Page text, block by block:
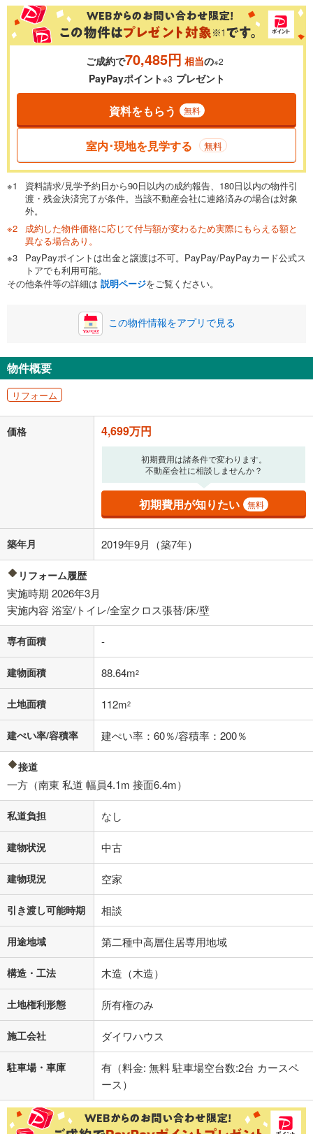
金利 ％
0.01%
一般的には最長35年まで借り入れ可能です。多くの金融機関
が完済時の年齢は80歳までを条件としています。
閉じる
頭金 万円
0万円 4,699万円
自己資金から住宅購入にかけられる金額を入力してくださ
い。一般的には物件価格の2割までが目安です。
閉じる
ボーナス
万円
0円
ナス時の増額分（1回分）を入力してください。
ボーナス払いの限度額は金融機関によって異なります。
閉じる
月々の返済額
「金利」については、ご利用を予定されている金融機関等にご確認の
る値は、実際の金融機関等における貸出金利とは何ら関係がなく、実際
の金融機関等における貸出金利を何ら保証するものではありません。返
済方法「元利均等返済」にて算出しております。入力された金利を35年
適用した場合の計算結果を表示しています。
その他月額費用や、初期費用がかかります。ご注意ください。実際にお
借り入れの際は各金融機関等に、必ずご自身でご確認をお願いいたしま
す。
条件によってお借り入れができないことがあります。
不動産会社に購入相談をする
ご成約で70,485円 相当の※2
PayPayポイント※3 プレゼント
資料をもらう 無料
室内･現地を見学する 無料
資料請求/見学予約日から90日以内の成約報告、180日以内の物件引
渡・残金決済完了が条件。当該不動産会社に連絡済みの場合は対象
外。
成約した物件価格に応じて付与額が変わるため実際にもらえる額と
異なる場合あり。
PayPayポイントは出金と譲渡は不可。PayPay/PayPayカード公式ス
トアでも利用可能。
その他条件等の詳細は 説明ページをご覧ください。
この物件情報をアプリで見る
物件概要
リフォーム
価格 4,699万円
初期費用は諸条件で変わります。
不動産会社に相談しませんか？
初期費用が知りたい 無料
築年月 2019年9月（築7年）
リフォーム履歴
実施時期 2026年3月
実施内容 浴室/トイレ/全室クロス張替/床/壁
専有面積 -
建物面積 88.64m2
土地面積 112m2
建ぺい率/容積率 建ぺい率：60％/容積率：200％
接道
一方（南東 私道 幅員4.1m 接面6.4m）
私道負担 なし
建物状況 中古
建物現況 空家
引き渡し可能時期 相談
用途地域 第二種中高層住居専用地域
構造・工法 木造（木造）
土地権利形態 所有権のみ
施工会社 ダイワハウス
駐車場・車庫
有（料金: 無料 駐車場空台数:2台 カースペ
ース）